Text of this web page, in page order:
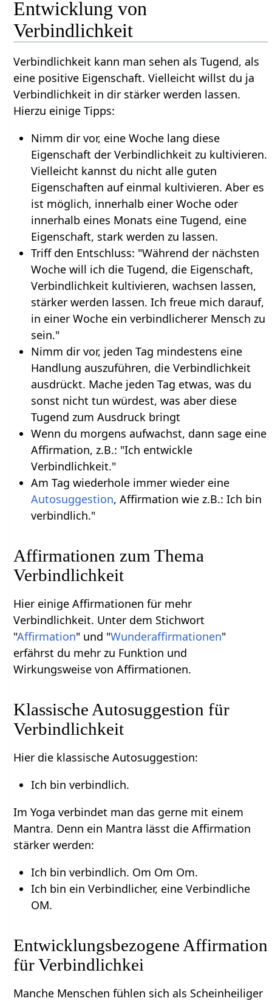
Entwicklung von
Verbindlichkeit
Verbindlichkeit kann man sehen als Tugend, als
eine positive Eigenschaft. Vielleicht willst du ja
Verbindlichkeit in dir stärker werden lassen.
Hierzu einige Tipps:
Nimm dir vor, eine Woche lang diese
Eigenschaft der Verbindlichkeit zu kultivieren.
Vielleicht kannst du nicht alle guten
Eigenschaften auf einmal kultivieren. Aber es
ist möglich, innerhalb einer Woche oder
innerhalb eines Monats eine Tugend, eine
Eigenschaft, stark werden zu lassen.
Triff den Entschluss: "Während der nächsten
Woche will ich die Tugend, die Eigenschaft,
Verbindlichkeit kultivieren, wachsen lassen,
stärker werden lassen. Ich freue mich darauf,
in einer Woche ein verbindlicherer Mensch zu
sein."
Nimm dir vor, jeden Tag mindestens eine
Handlung auszuführen, die Verbindlichkeit
ausdrückt. Mache jeden Tag etwas, was du
sonst nicht tun würdest, was aber diese
Tugend zum Ausdruck bringt
Wenn du morgens aufwachst, dann sage eine
Affirmation, z.B.: "Ich entwickle
Verbindlichkeit."
Am Tag wiederhole immer wieder eine
Autosuggestion, Affirmation wie z.B.: Ich bin
verbindlich."
Affirmationen zum Thema
Verbindlichkeit
Hier einige Affirmationen für mehr
Verbindlichkeit. Unter dem Stichwort
"Affirmation" und "Wunderaffirmationen"
erfährst du mehr zu Funktion und
Wirkungsweise von Affirmationen.
Klassische Autosuggestion für
Verbindlichkeit
Hier die klassische Autosuggestion:
Ich bin verbindlich.
Im Yoga verbindet man das gerne mit einem
Mantra. Denn ein Mantra lässt die Affirmation
stärker werden:
Ich bin verbindlich. Om Om Om.
Ich bin ein Verbindlicher, eine Verbindliche
OM.
Entwicklungsbezogene Affirmation
für Verbindlichkei
Manche Menschen fühlen sich als Scheinheiliger